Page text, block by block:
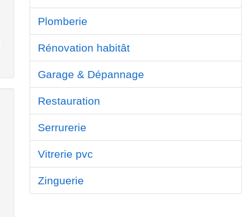
Plomberie
Rénovation habitât
Garage & Dépannage
Restauration
Serrurerie
Vitrerie pvc
Zinguerie